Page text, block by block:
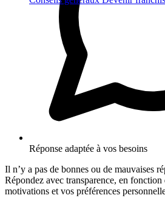
Réponse adaptée à vos besoins
Il n’y a pas de bonnes ou de mauvaises
Répondez avec transparence, en
motivations et vos préférences